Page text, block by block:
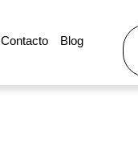
Contacto
Blog